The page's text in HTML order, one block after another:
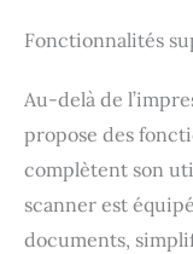
Fonctionnalités
Au-delà de
propose des
complètent son
scanner est
documents,